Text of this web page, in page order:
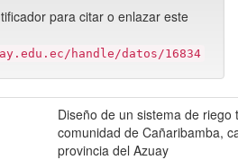
para citar o enlazar este
handle/datos/16834
Diseño de un sistema de riego
comunidad de Cañaribamba,
provincia del Azuay